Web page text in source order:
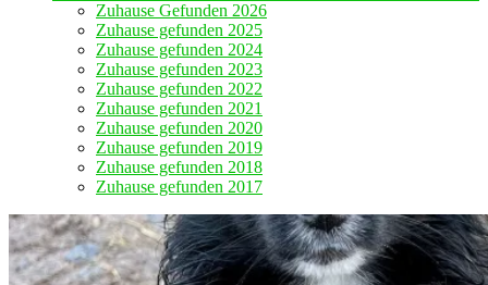
Zuhause Gefunden 2026
Zuhause gefunden 2025
Zuhause gefunden 2024
Zuhause gefunden 2023
Zuhause gefunden 2022
Zuhause gefunden 2021
Zuhause gefunden 2020
Zuhause gefunden 2019
Zuhause gefunden 2018
Zuhause gefunden 2017